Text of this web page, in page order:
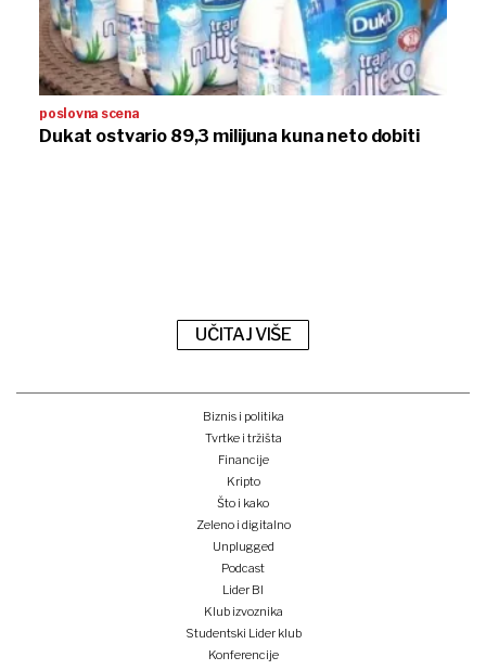
poslovna scena
Dukat ostvario 89,3 milijuna kuna neto dobiti
UČITAJ VIŠE
Biznis i politika
Tvrtke i tržišta
Financije
Kripto
Što i kako
Zeleno i digitalno
Unplugged
Podcast
Lider BI
Klub izvoznika
Studentski Lider klub
Konferencije